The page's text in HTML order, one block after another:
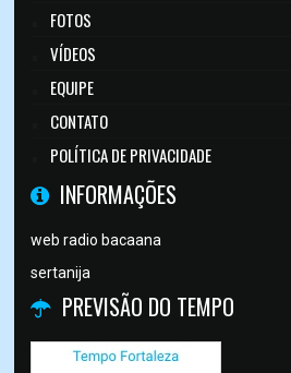
FOTOS
VÍDEOS
EQUIPE
CONTATO
POLÍTICA DE PRIVACIDADE
INFORMAÇÕES
web radio bacaana
sertanija
PREVISÃO DO TEMPO